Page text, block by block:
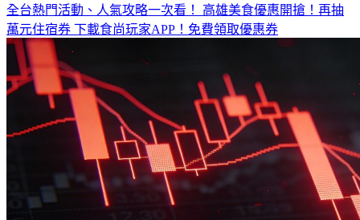
全台熱門活動、人氣攻略一次看！ 高雄美食優惠開搶！再抽
萬元住宿券 下載食尚玩家APP！免費領取優惠券